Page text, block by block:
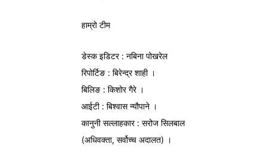
हाम्रो टीम
डेस्क इडिटर : नबिना पोखरेल
रिपोर्टिङ : बिरेन्द्र शाही ।
बिलिङ : किशोर गैरे ।
आईटी : बिश्वास न्यौपाने ।
कानुनी सल्लाहकार : सरोज सिलबाल
(अधिवक्ता, सर्वोच्च अदालत) ।